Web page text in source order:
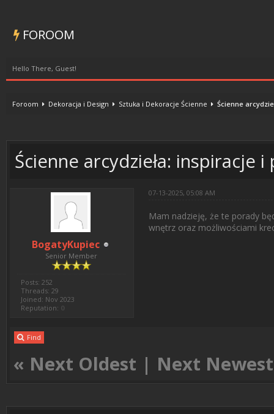
FOROOM
Hello There, Guest!
Foroom Dekoracja i Design Sztuka i Dekoracje Ścienne Ścienne
Ścienne arcydzieła: inspiracje
BogatyKupiec
Senior Member
Posts: 252
Threads: 29
Joined: Nov 2023
Reputation: 0
07-13-2025, 05:08 AM
Mam nadzieję, że te porady
wnętrz oraz możliwościami
Find
« Next Oldest | Next Newest